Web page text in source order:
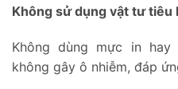
Không sử dụng vật tư
Không dùng mực in
không gây ô nhiễm, đáp